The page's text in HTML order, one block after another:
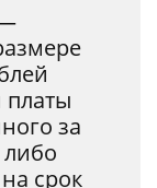
платы
за
срок